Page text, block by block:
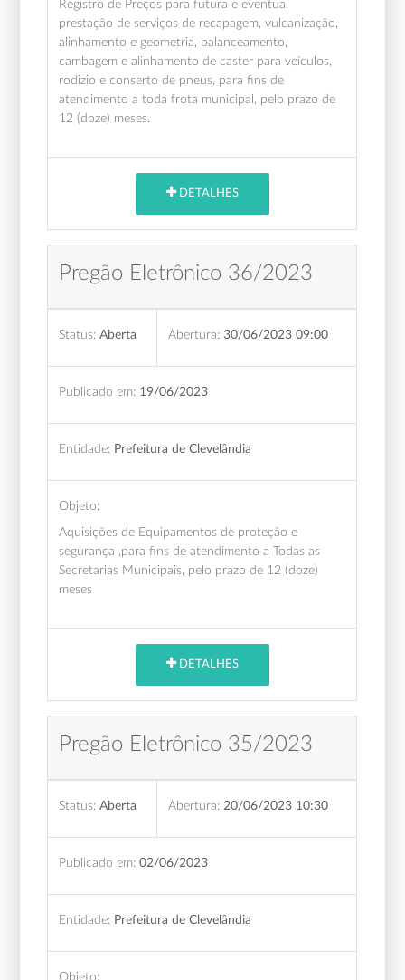
Registro de Preços para futura e eventual
prestação de serviços de recapagem, vulcanização,
alinhamento e geometria, balanceamento,
cambagem e alinhamento de caster para veículos,
rodizio e conserto de pneus, para fins de
atendimento a toda frota municipal, pelo prazo de
12 (doze) meses.
DETALHES
Pregão Eletrônico 36/2023
Status: Aberta Abertura: 30/06/2023 09:00
Publicado em: 19/06/2023
Entidade: Prefeitura de Clevelândia
Objeto:
Aquisições de Equipamentos de proteção e
segurança ,para fins de atendimento a Todas as
Secretarias Municipais, pelo prazo de 12 (doze)
meses
DETALHES
Pregão Eletrônico 35/2023
Status: Aberta Abertura: 20/06/2023 10:30
Publicado em: 02/06/2023
Entidade: Prefeitura de Clevelândia
Objeto: